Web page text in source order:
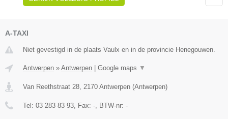
A-TAXI
Niet gevestigd in de plaats Vaulx en in de provincie Henegouwen.
Antwerpen » Antwerpen Google maps ▼
Van Reethstraat 28, 2170 Antwerpen (Antwerpen)
Tel: 03 283 83 93, Fax: -, BTW-nr: -